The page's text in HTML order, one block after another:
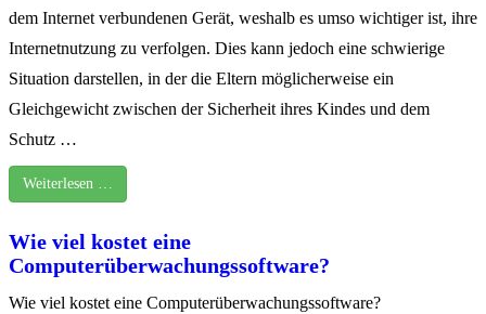
dem Internet verbundenen Gerät, weshalb es umso wichtiger ist, ihre
Internetnutzung zu verfolgen. Dies kann jedoch eine schwierige
Situation darstellen, in der die Eltern möglicherweise ein
Gleichgewicht zwischen der Sicherheit ihres Kindes und dem
Schutz …
Weiterlesen …
Wie viel kostet eine
Computerüberwachungssoftware?
Wie viel kostet eine Computerüberwachungssoftware?